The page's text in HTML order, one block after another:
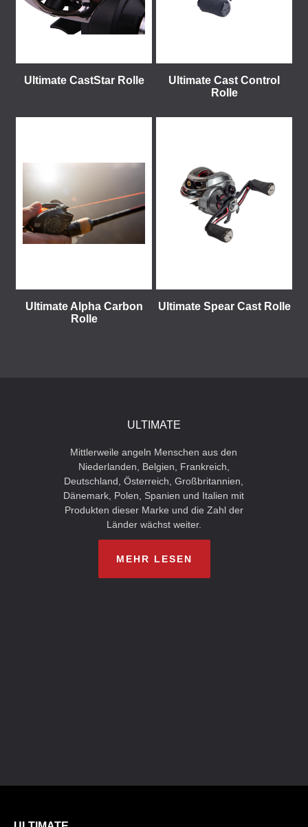
Ultimate CastStar Rolle
Ultimate Cast Control
Rolle
Ultimate Alpha Carbon
Rolle
Ultimate Spear Cast Rolle
ULTIMATE
Mittlerweile angeln Menschen aus den
Niederlanden, Belgien, Frankreich,
Deutschland, Österreich, Großbritannien,
Dänemark, Polen, Spanien und Italien mit
Produkten dieser Marke und die Zahl der
Länder wächst weiter.
MEHR LESEN